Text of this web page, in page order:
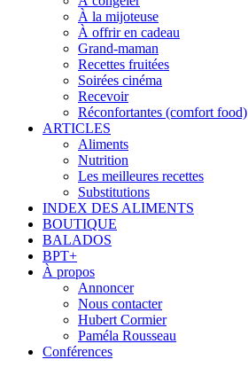
À la mijoteuse
À offrir en cadeau
Grand-maman
Recettes fruitées
Soirées cinéma
Recevoir
Réconfortantes (comfort food)
ARTICLES
Aliments
Nutrition
Les meilleures recettes
Substitutions
INDEX DES ALIMENTS
BOUTIQUE
BALADOS
BPT+
À propos
Annoncer
Nous contacter
Hubert Cormier
Paméla Rousseau
Conférences